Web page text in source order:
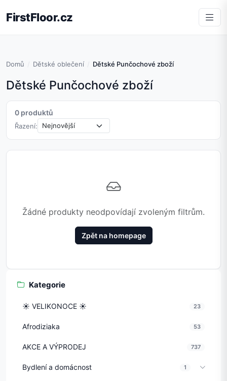
FirstFloor.cz
Domů Dětské oblečení Dětské Punčochové zboží
Dětské Punčochové zboží
0 produktů
Řazení:
Žádné produkty neodpovídají zvoleným filtrům.
Zpět na homepage
Kategorie
☀️ VELIKONOCE ☀️ 23
Afrodiziaka 53
AKCE A VÝPRODEJ 737
Bydlení a domácnost 1